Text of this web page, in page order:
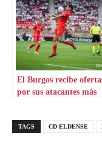
El Burgos recibe
por sus atacantes más
TAGS CD ELDENSE